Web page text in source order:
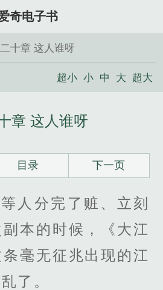
奇电子书
十章 这人谁呀
超小 小 中 大 超大
章 这人谁呀
目录 下一页
人分完了赃、立刻
本的时候，《大江
毫无征兆出现的江
了。